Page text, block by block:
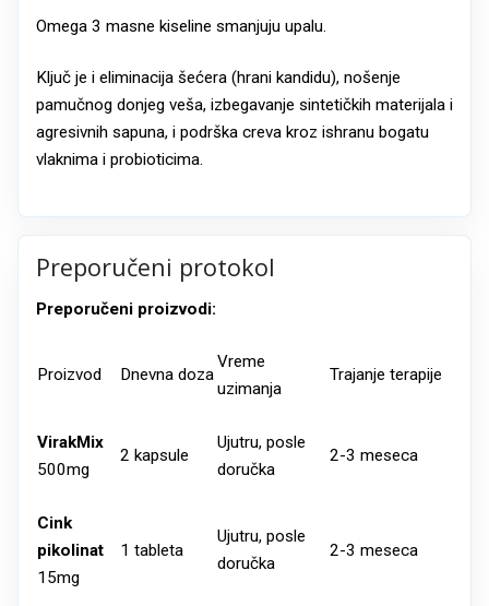
Omega 3 masne kiseline smanjuju upalu.
Ključ je i eliminacija šećera (hrani kandidu), nošenje
pamučnog donjeg veša, izbegavanje sintetičkih materijala i
agresivnih sapuna, i podrška creva kroz ishranu bogatu
vlaknima i probioticima.
Preporučeni protokol
Preporučeni proizvodi:
Proizvod Dnevna doza
Vreme
uzimanja
Trajanje terapije
VirakMix
500mg
2 kapsule
Ujutru, posle
doručka
2-3 meseca
Cink
pikolinat
15mg
1 tableta
Ujutru, posle
doručka
2-3 meseca